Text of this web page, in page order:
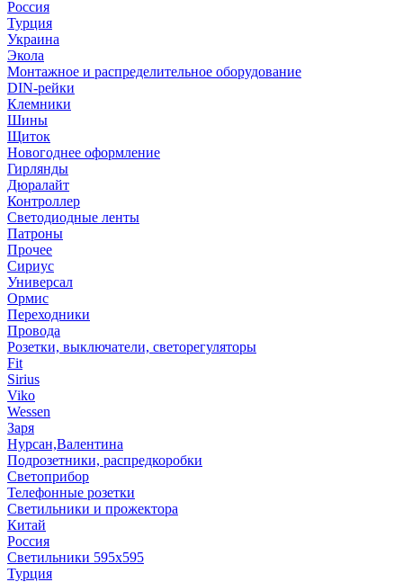
Россия
Турция
Украина
Экола
Монтажное и распределительное оборудование
DIN-рейки
Клемники
Шины
Щиток
Новогоднее оформление
Гирлянды
Дюралайт
Контроллер
Светодиодные ленты
Патроны
Прочее
Сириус
Универсал
Ормис
Переходники
Провода
Розетки, выключатели, светорегуляторы
Fit
Sirius
Viko
Wessen
Заря
Нурсан,Валентина
Подрозетники, распредкоробки
Светоприбор
Телефонные розетки
Светильники и прожектора
Китай
Россия
Светильники 595х595
Турция